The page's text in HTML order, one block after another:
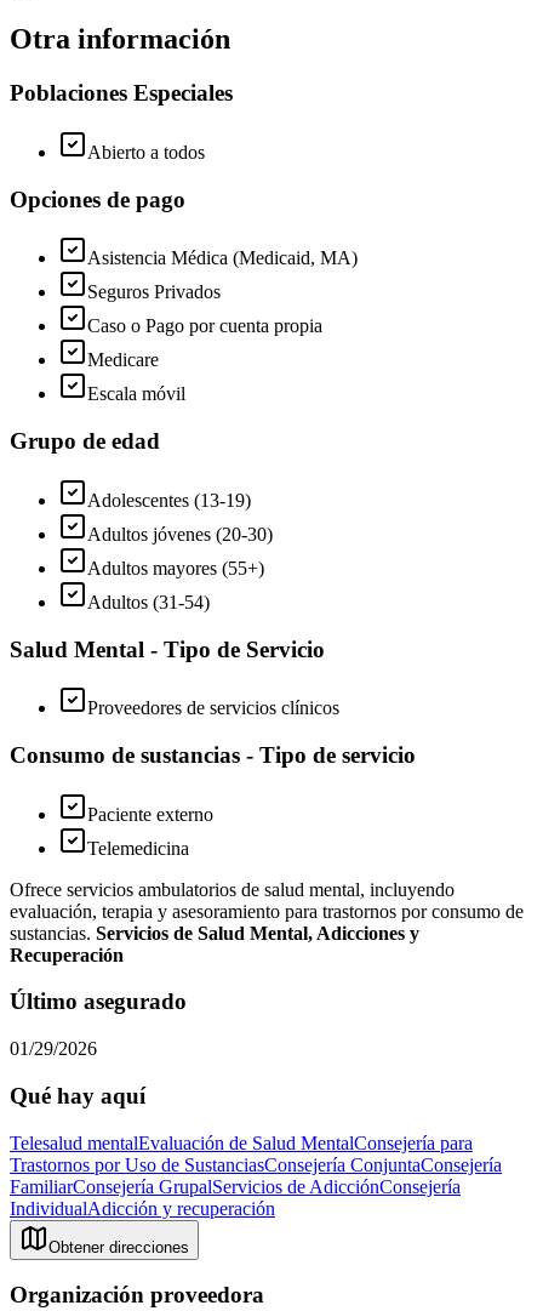
Otra información
Poblaciones Especiales
Abierto a todos
Opciones de pago
Asistencia Médica (Medicaid, MA)
Seguros Privados
Caso o Pago por cuenta propia
Medicare
Escala móvil
Grupo de edad
Adolescentes (13-19)
Adultos jóvenes (20-30)
Adultos mayores (55+)
Adultos (31-54)
Salud Mental - Tipo de Servicio
Proveedores de servicios clínicos
Consumo de sustancias - Tipo de servicio
Paciente externo
Telemedicina
Ofrece servicios ambulatorios de salud mental, incluyendo
evaluación, terapia y asesoramiento para trastornos por consumo de
sustancias. Servicios de Salud Mental, Adicciones y
Recuperación
Último asegurado
01/29/2026
Qué hay aquí
Telesalud mentalEvaluación de Salud MentalConsejería para
Trastornos por Uso de SustanciasConsejería ConjuntaConsejería
FamiliarConsejería GrupalServicios de AdicciónConsejería
IndividualAdicción y recuperación
Obtener direcciones
Organización proveedora